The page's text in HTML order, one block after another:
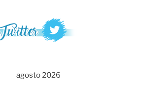
agosto 2026